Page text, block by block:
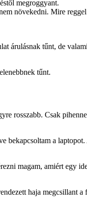
megroggyant.
növekedni. Mire
árulásnak tűnt, de
tűnt.
rosszabb. Csak
bekapcsoltam a
magam, amiért egy
haja megcsillant